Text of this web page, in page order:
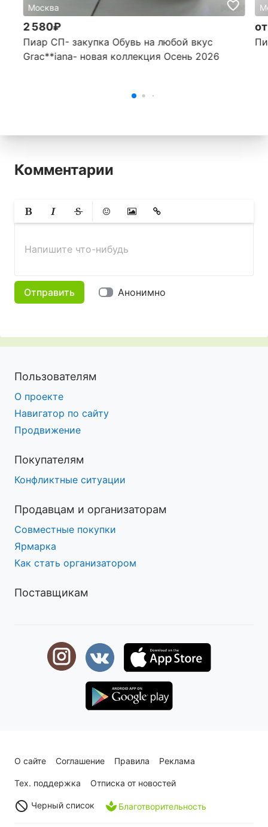
Москва
2 580₽
Пиар СП- закупка Обувь на любой вкус
Grac**iana- новая коллекция Осень 2026
Комментарии
ЖирныйКурсивЗачеркнутый
СмайликиВставить изображение
Вставить ссылку
Напишите что-нибудь
Отправить Анонимно
Пользователям
О проекте
Навигатор по сайту
Продвижение
Покупателям
Конфликтные ситуации
Продавцам и организаторам
Совместные покупки
Ярмарка
Как стать организатором
Поставщикам
О сайте Соглашение Правила Реклама
Тех. поддержка Отписка от новостей
Черный список Благотворительность